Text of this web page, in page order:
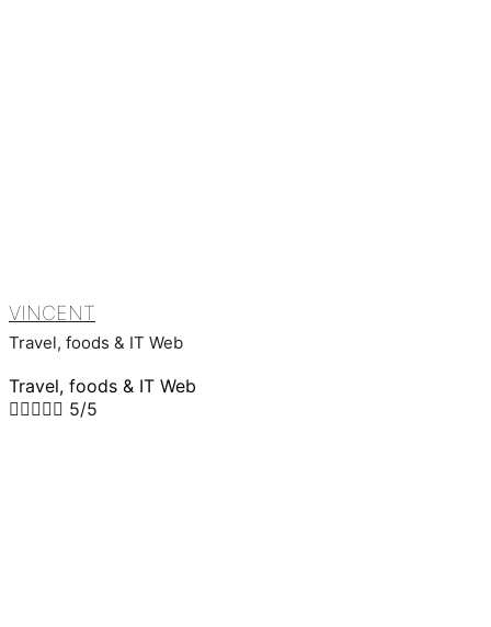
VINCENT
Travel, foods & IT Web
Travel, foods & IT Web
 5/5